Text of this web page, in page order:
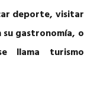
deporte, visitar
su gastronomía, o
llama turismo